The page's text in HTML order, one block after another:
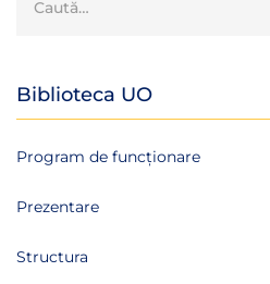
Biblioteca UO
Program de funcționare
Prezentare
Structura